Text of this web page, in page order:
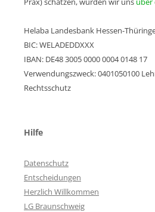
Helaba Landesbank Hessen-
BIC: WELADEDDXXX
IBAN: DE48 3005 0000 0004 0148 17
Verwendungszweck: 0401050100
Rechtsschutz
Hilfe
Datenschutz
Entscheidungen
Herzlich Willkommen
LG Braunschweig